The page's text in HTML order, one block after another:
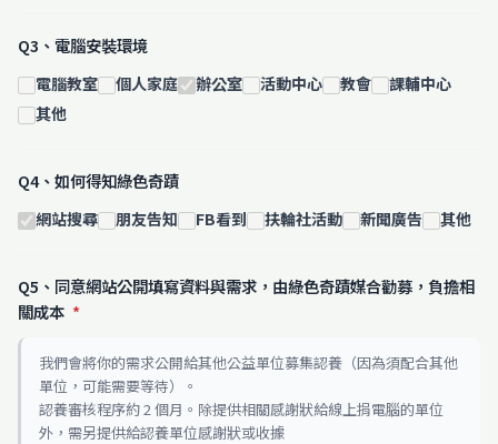
Q3、電腦安裝環境
電腦教室 個人家庭 辦公室 活動中心 教會
課輔中心
其他
Q4、如何得知綠色奇蹟
網站搜尋 朋友告知 FB看到 扶輪社活動 新聞廣告 其他
Q5、同意網站公開填寫資料與需求，由綠色奇蹟媒合勸募，負擔相
關成本 *
我們會將你的需求公開給其他公益單位募集認養（因為須配合其他
單位，可能需要等待）。
認養審核程序約 2 個月。除提供相關感謝狀給線上捐電腦的單位
外，需另提供給認養單位感謝狀或收據